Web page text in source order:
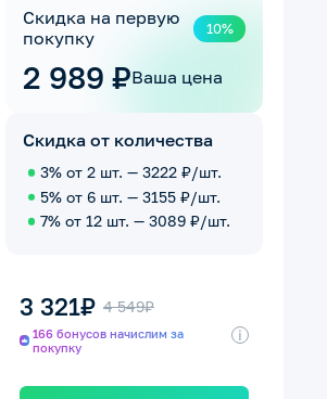
Скидка на первую
покупку
10%
2 989 ₽Ваша цена
Скидка от количества
3% от 2 шт. — 3222 ₽/шт.
5% от 6 шт. — 3155 ₽/шт.
7% от 12 шт. — 3089 ₽/шт.
3 321₽ 4 549₽
166 бонусов начислим за
покупку
i